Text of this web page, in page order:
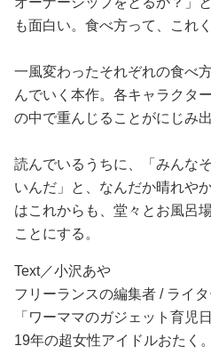
も面白い。食べ方って、これ
一風変わったそれぞれの食べ
んでいく本作。各キャラクタ
の中で重んじることがにじみ出
読んでいるうちに、「みんな
いんだ」と、なんだか晴れや
はこれからも、堂々とお風呂
ことにする。
Text／小沢あや
フリーランスの編集者 / ライ
「ワーママのガジェット育児
19年の超女性アイドルおたく